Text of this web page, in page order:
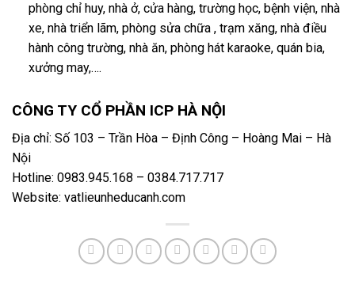
phòng chỉ huy, nhà ở, cửa hàng, trường học, bệnh viện, nhà
xe, nhà triển lãm, phòng sửa chữa , trạm xăng, nhà điều
hành công trường, nhà ăn, phòng hát karaoke, quán bia,
xưởng may,….
CÔNG TY CỔ PHẦN ICP HÀ NỘI
Địa chỉ: Số 103 – Trần Hòa – Định Công – Hoàng Mai – Hà
Nội
Hotline: 0983.945.168 – 0384.717.717
Website: vatlieunheducanh.com